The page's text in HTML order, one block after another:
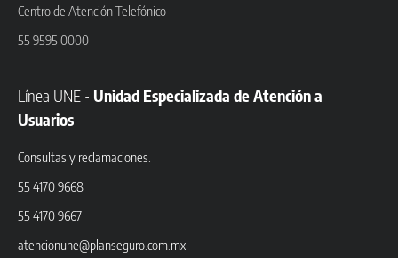
Centro de Atención Telefónico
55 9595 0000
Línea UNE - Unidad Especializada de Atención a
Usuarios
Consultas y reclamaciones.
55 4170 9668
55 4170 9667
atencionune@planseguro.com.mx